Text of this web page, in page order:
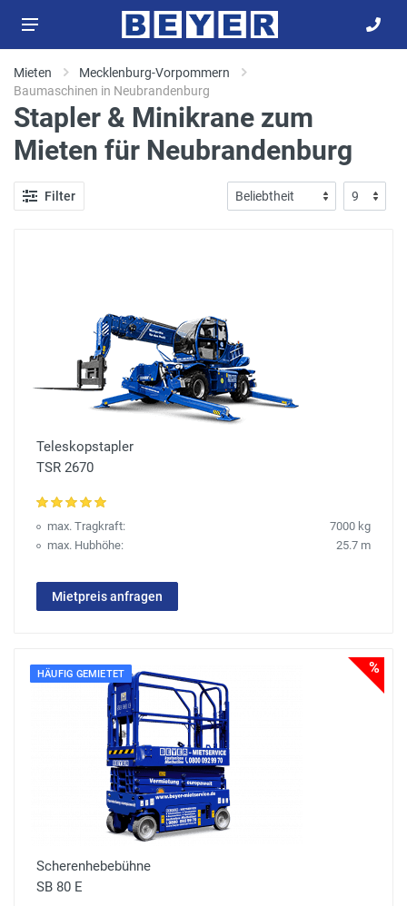
Mieten
Mecklenburg-Vorpommern
Baumaschinen in Neubrandenburg
Stapler & Minikrane zum
Mieten für Neubrandenburg
Filter
Teleskopstapler
TSR 2670
max. Tragkraft:
7000 kg
max. Hubhöhe:
25.7 m
Mietpreis anfragen
HÄUFIG GEMIETET %
Scherenhebebühne
SB 80 E